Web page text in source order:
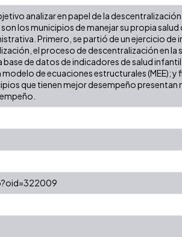
analizar en papel de la
los municipios de manejar su propia
Primero, se partió de un ejercicio
el proceso de descentralización en la
base de datos de indicadores de salud
de ecuaciones estructurales (MEE);
que tienen mejor desempeño